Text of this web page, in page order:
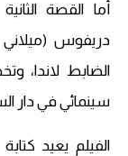
أما القصة
دريفوس (ميلاني
الضابط لاندا،
سينمائي في دار
الفيلم يعيد